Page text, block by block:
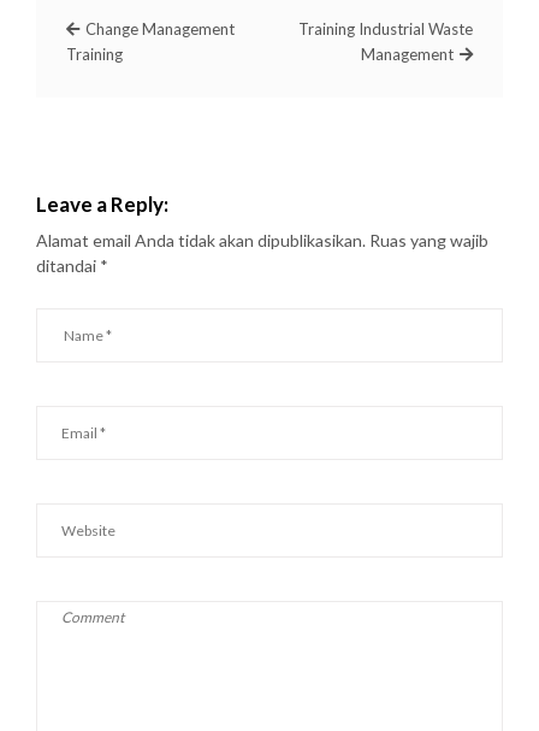
Change Management
Training
Training Industrial Waste
Management
Leave a Reply:
Alamat email Anda tidak akan dipublikasikan. Ruas yang wajib
ditandai *